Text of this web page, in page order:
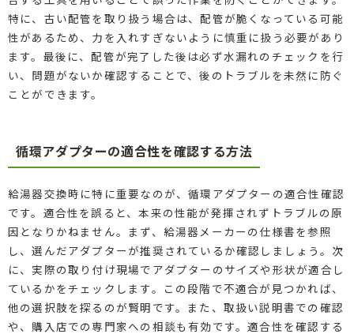
特に、古い配管を取り扱う場合は、配管が脆くなっている可能
性があるため、力を入れすぎないように慎重に扱う必要があり
ます。最後に、配管が完了した後は必ず水漏れのチェックを行
い、問題がないか確認することで、後のトラブルを未然に防ぐ
ことができます。
循環アダプターの適合性を確認する方法
給湯器交換時に特に重要なのが、循環アダプターの適合性確認
です。適合性を誤ると、本来の性能が発揮されずトラブルの原
因となりかねません。まず、給湯器メーカーの仕様書を参照
し、選んだアダプターが推奨されているか確認しましょう。次
に、実際の取り付け現場でアダプターのサイズや形状が適合し
ているかをチェックします。この段階で不適合が見つかれば、
他の選択肢を探るのが賢明です。また、取扱い説明書での確認
や、購入店での専門家への相談も有効です。適合性を確認する